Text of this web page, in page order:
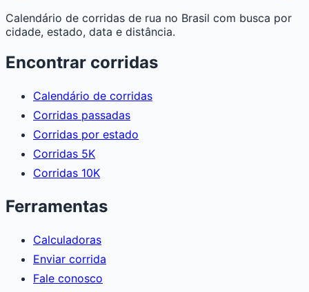
Calendário de corridas de rua no Brasil com busca por
cidade, estado, data e distância.
Encontrar corridas
Calendário de corridas
Corridas passadas
Corridas por estado
Corridas 5K
Corridas 10K
Ferramentas
Calculadoras
Enviar corrida
Fale conosco